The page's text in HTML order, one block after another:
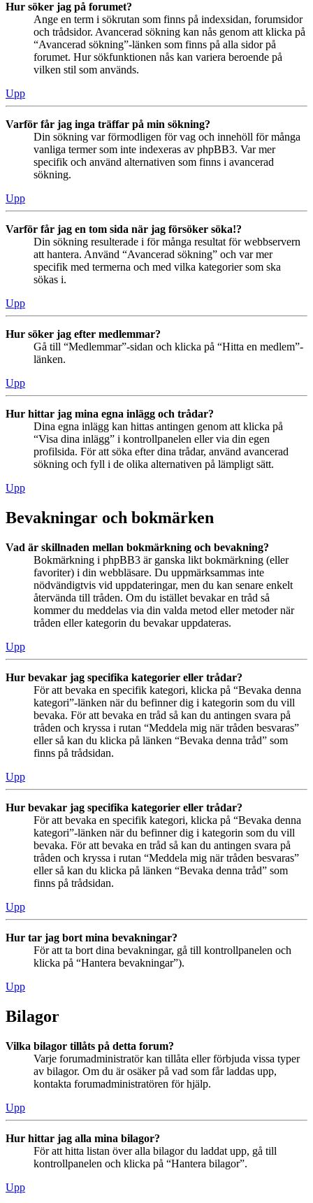
Hur söker jag på forumet?
Ange en term i sökrutan som finns på indexsidan, forumsidor
och trådsidor. Avancerad sökning kan nås genom att klicka på
“Avancerad sökning”-länken som finns på alla sidor på
forumet. Hur sökfunktionen nås kan variera beroende på
vilken stil som används.
Upp
Varför får jag inga träffar på min sökning?
Din sökning var förmodligen för vag och innehöll för många
vanliga termer som inte indexeras av phpBB3. Var mer
specifik och använd alternativen som finns i avancerad
sökning.
Upp
Varför får jag en tom sida när jag försöker söka!?
Din sökning resulterade i för många resultat för webbservern
att hantera. Använd “Avancerad sökning” och var mer
specifik med termerna och med vilka kategorier som ska
sökas i.
Upp
Hur söker jag efter medlemmar?
Gå till “Medlemmar”-sidan och klicka på “Hitta en medlem”-
länken.
Upp
Hur hittar jag mina egna inlägg och trådar?
Dina egna inlägg kan hittas antingen genom att klicka på
“Visa dina inlägg” i kontrollpanelen eller via din egen
profilsida. För att söka efter dina trådar, använd avancerad
sökning och fyll i de olika alternativen på lämpligt sätt.
Upp
Bevakningar och bokmärken
Vad är skillnaden mellan bokmärkning och bevakning?
Bokmärkning i phpBB3 är ganska likt bokmärkning (eller
favoriter) i din webbläsare. Du uppmärksammas inte
nödvändigtvis vid uppdateringar, men du kan senare enkelt
återvända till tråden. Om du istället bevakar en tråd så
kommer du meddelas via din valda metod eller metoder när
tråden eller kategorin du bevakar uppdateras.
Upp
Hur bevakar jag specifika kategorier eller trådar?
För att bevaka en specifik kategori, klicka på “Bevaka denna
kategori”-länken när du befinner dig i kategorin som du vill
bevaka. För att bevaka en tråd så kan du antingen svara på
tråden och kryssa i rutan “Meddela mig när tråden besvaras”
eller så kan du klicka på länken “Bevaka denna tråd” som
finns på trådsidan.
Upp
Hur bevakar jag specifika kategorier eller trådar?
För att bevaka en specifik kategori, klicka på “Bevaka denna
kategori”-länken när du befinner dig i kategorin som du vill
bevaka. För att bevaka en tråd så kan du antingen svara på
tråden och kryssa i rutan “Meddela mig när tråden besvaras”
eller så kan du klicka på länken “Bevaka denna tråd” som
finns på trådsidan.
Upp
Hur tar jag bort mina bevakningar?
För att ta bort dina bevakningar, gå till kontrollpanelen och
klicka på “Hantera bevakningar”).
Upp
Bilagor
Vilka bilagor tillåts på detta forum?
Varje forumadministratör kan tillåta eller förbjuda vissa typer
av bilagor. Om du är osäker på vad som får laddas upp,
kontakta forumadministratören för hjälp.
Upp
Hur hittar jag alla mina bilagor?
För att hitta listan över alla bilagor du laddat upp, gå till
kontrollpanelen och klicka på “Hantera bilagor”.
Upp